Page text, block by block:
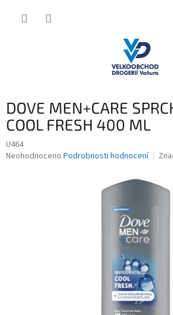
DOVE MEN+CARE
COOL FRESH 400 ML
U464
Průměrné
Neohodnoceno Podrobnosti hodnocení